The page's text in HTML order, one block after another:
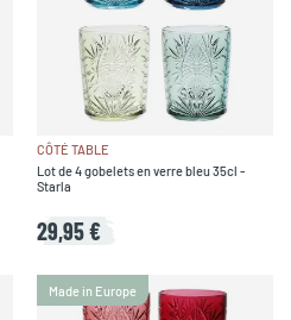
CÔTÉ TABLE
Lot de 4 gobelets en verre bleu 35cl -
Starla
29,95 €
Made in Europe